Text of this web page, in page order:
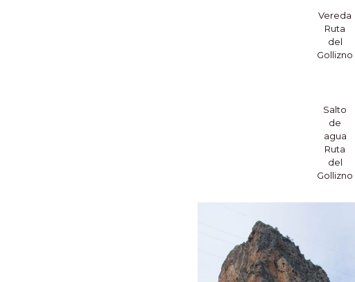
Vereda
Ruta
del
Gollizno
Salto
de
agua
Ruta
del
Gollizno